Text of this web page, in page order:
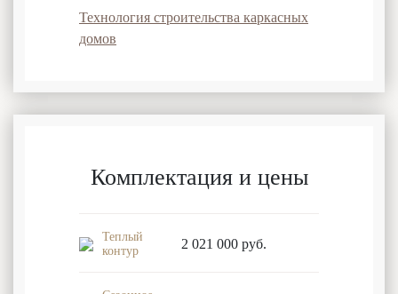
Технология строительства каркасных
домов
Комплектация и цены
Теплый
контур
2 021 000руб.